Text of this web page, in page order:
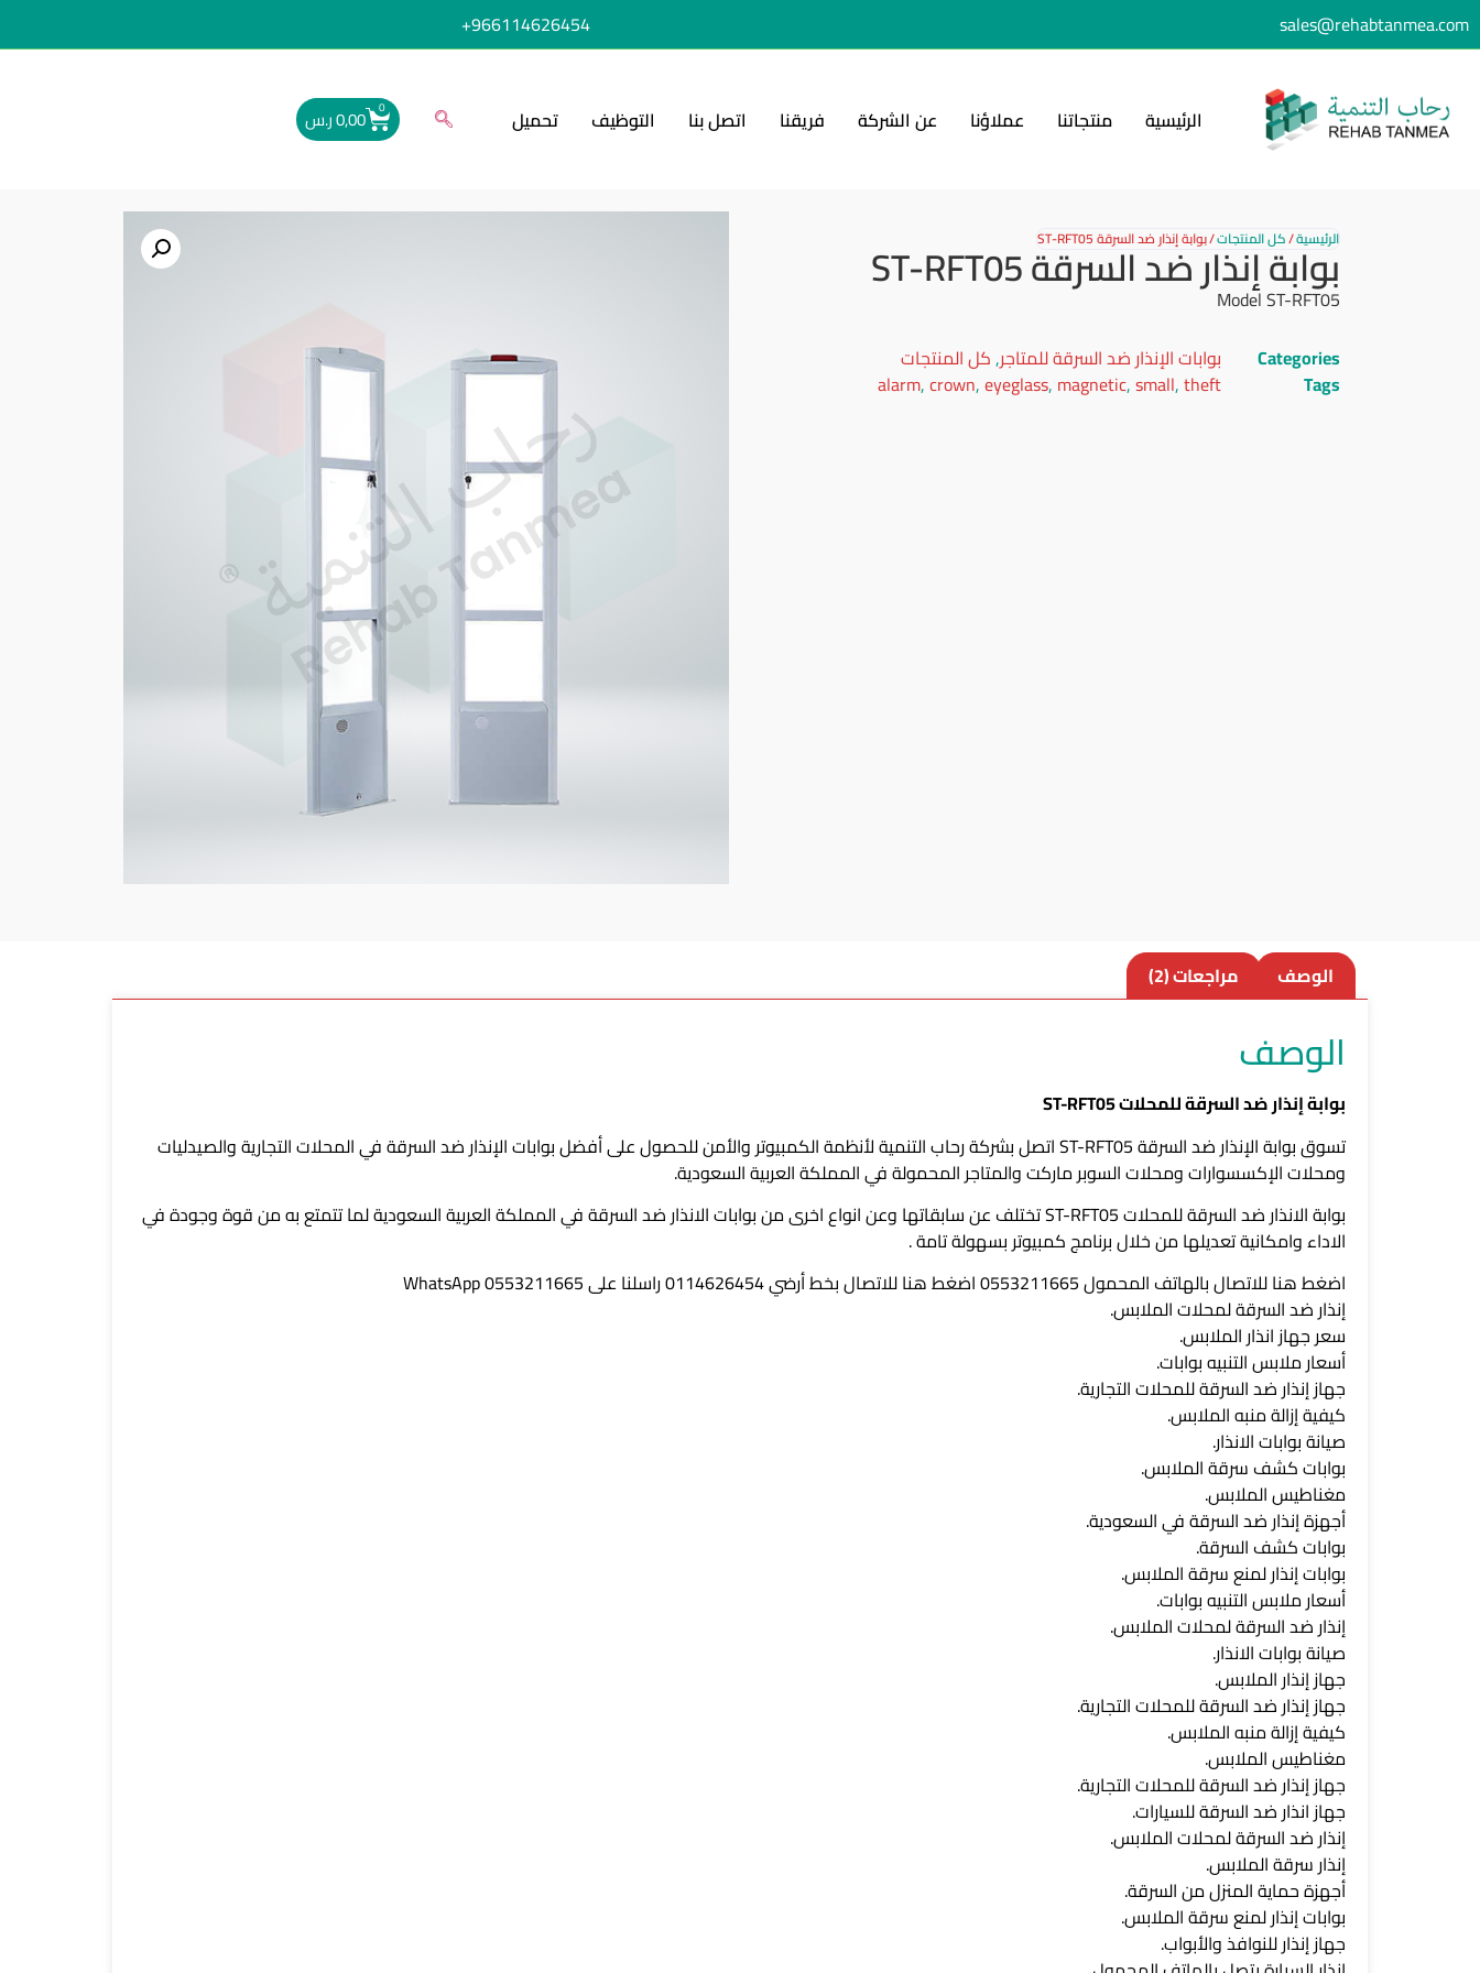
sales@rehabtanmea.com
966114626454+
الرئيسية منتجاتنا عملاؤنا عن الشركة فريقنا اتصل بنا التوظيف تحميل 0,00ر.س 0
الرئيسية/كل المنتجات/بوابة إنذار ضد السرقة ST-RFT05
بوابة إنذار ضد السرقة ST-RFT05
Model ST-RFT05
Categories
بوابات الإنذار ضد السرقة للمتاجر,كل المنتجات
Tags
alarm,crown,eyeglass, magnetic,small,theft
الوصف مراجعات (2)
الوصف
بوابة إنذار ضد السرقة للمحلات ST-RFT05
تسوق بوابة الإنذار ضد السرقة ST-RFT05 اتصل بشركة رحاب التنمية لأنظمة الكمبيوتر والأمن للحصول على أفضل بوابات الإنذار ضد السرقة في المحلات التجارية والصيدليات
ومحلات الإكسسوارات ومحلات السوبر ماركت والمتاجر المحمولة في المملكة العربية السعودية.
بوابة الانذار ضد السرقة للمحلات ST-RFT05 تختلف عن سابقاتها وعن انواع اخرى من بوابات الانذار ضد السرقة في المملكة العربية السعودية لما تتمتع به من قوة وجودة في
الاداء وامكانية تعديلها من خلال برنامج كمبيوتر بسهولة تامة .
اضغط هنا للاتصال بالهاتف المحمول 0553211665 اضغط هنا للاتصال بخط أرضي 0114626454 راسلنا على WhatsApp 0553211665
إنذار ضد السرقة لمحلات الملابس.
سعر جهاز انذار الملابس.
أسعار ملابس التنبيه بوابات.
جهاز إنذار ضد السرقة للمحلات التجارية.
كيفية إزالة منبه الملابس.
صيانة بوابات الانذار.
بوابات كشف سرقة الملابس.
مغناطيس الملابس.
أجهزة إنذار ضد السرقة في السعودية.
بوابات كشف السرقة.
بوابات إنذار لمنع سرقة الملابس.
أسعار ملابس التنبيه بوابات.
إنذار ضد السرقة لمحلات الملابس.
صيانة بوابات الانذار.
جهاز إنذار الملابس.
جهاز إنذار ضد السرقة للمحلات التجارية.
كيفية إزالة منبه الملابس.
مغناطيس الملابس.
جهاز إنذار ضد السرقة للمحلات التجارية.
جهاز انذار ضد السرقة للسيارات.
إنذار ضد السرقة لمحلات الملابس.
إنذار سرقة الملابس.
أجهزة حماية المنزل من السرقة.
بوابات إنذار لمنع سرقة الملابس.
جهاز إنذار للنوافذ والأبواب.